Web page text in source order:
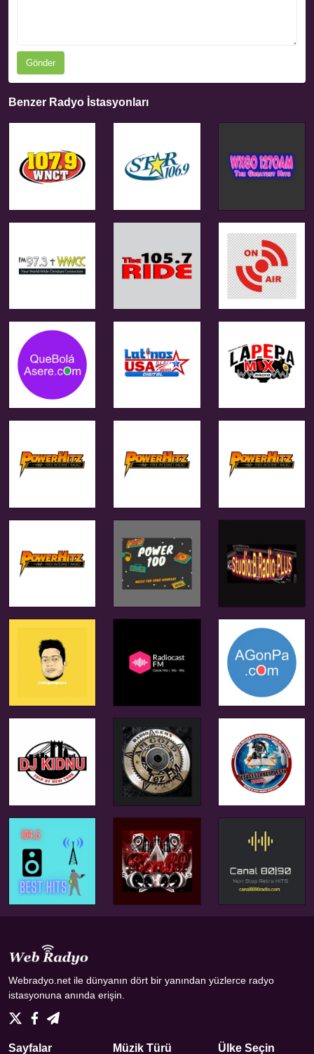
Gönder
Benzer Radyo İstasyonları
Webradyo.net ile dünyanın dört bir yanından yüzlerce radyo
istasyonuna anında erişin.
Sayfalar Müzik Türü Ülke Seçin